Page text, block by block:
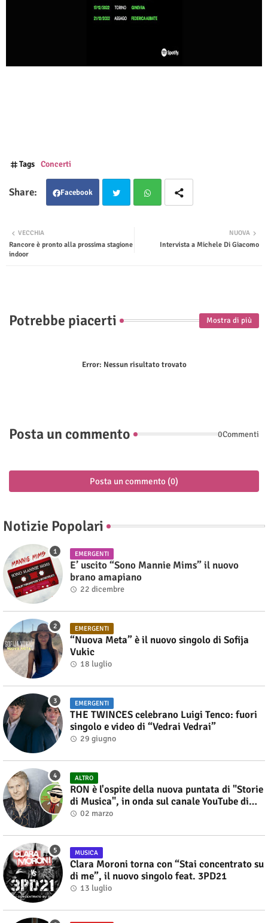
Tags Concerti
Facebook
ter
NUOVA
Intervista a Michele Di Giacomo
VECCHIA
Rancore è pronto alla prossima stagione
indoor
Potrebbe piacerti Mostra di più
Error: Nessun risultato trovato
Posta un commento 0Commenti
Posta un commento (0)
Notizie Popolari
EMERGENTI
E’ uscito “Sono Mannie Mims” il nuovo
brano amapiano
22 dicembre
EMERGENTI
“Nuova Meta” è il nuovo singolo di Sofija
Vukic
18 luglio
EMERGENTI
THE TWINCES celebrano Luigi Tenco: fuori
singolo e video di “Vedrai Vedrai”
29 giugno
ALTRO
RON è l'ospite della nuova puntata di "Storie
di Musica", in onda sul canale YouTube di
Alberto Salerno
02 marzo
MUSICA
Clara Moroni torna con “Stai concentrato su
di me”, il nuovo singolo feat. 3PD21
13 luglio